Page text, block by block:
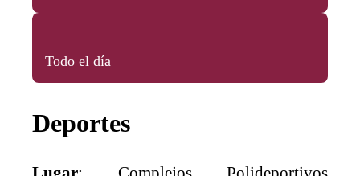
Todo el día
Deportes
Lugar: Complejos Polideportivos